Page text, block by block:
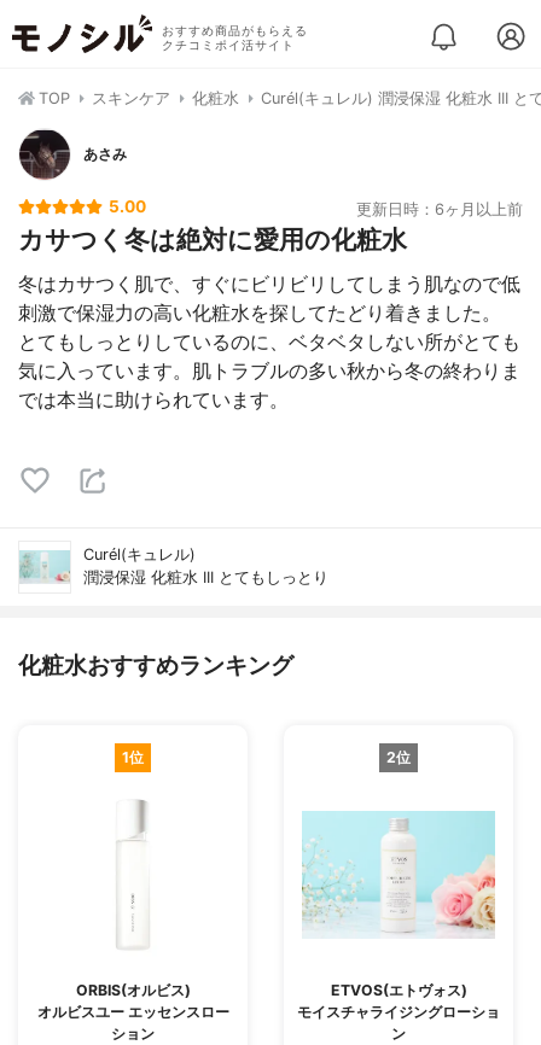
おすすめ商品がもらえる
クチコミポイ活サイト
TOP スキンケア 化粧水 Curél(キュレル) 潤浸保湿 化粧水 III と
あさみ
5.00 更新日時：6ヶ月以上前
カサつく冬は絶対に愛用の化粧水
冬はカサつく肌で、すぐにビリビリしてしまう肌なので低
刺激で保湿力の高い化粧水を探してたどり着きました。
とてもしっとりしているのに、ベタベタしない所がとても
気に入っています。肌トラブルの多い秋から冬の終わりま
では本当に助けられています。
Curél(キュレル)
潤浸保湿 化粧水 III とてもしっとり
化粧水おすすめランキング
1位
ORBIS(オルビス)
オルビスユー エッセンスロー
ション
2位
ETVOS(エトヴォス)
モイスチャライジングローショ
ン